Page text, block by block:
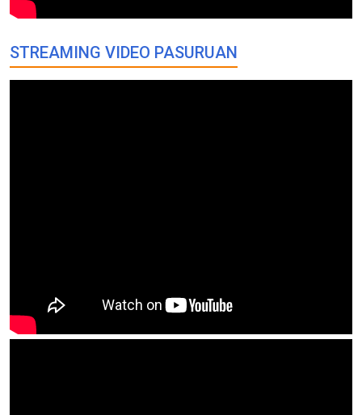
STREAMING VIDEO PASURUAN